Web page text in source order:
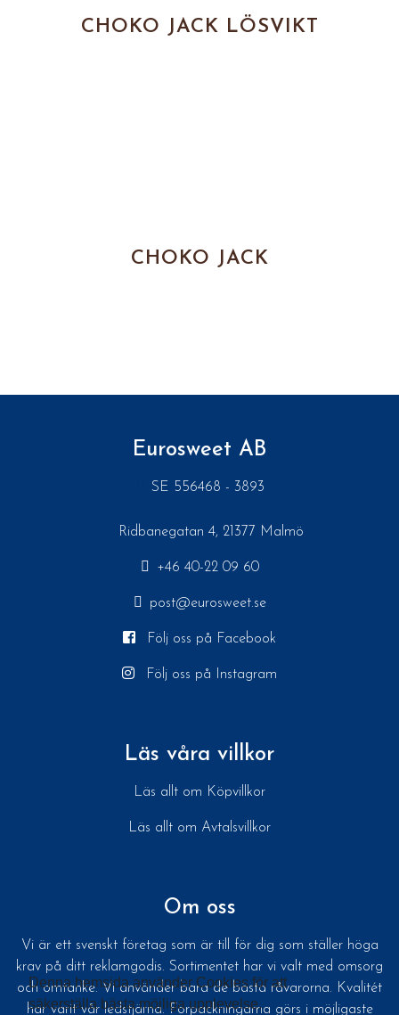
Denna hemsida använder Cookies för att
säkerställa bästa möjliga upplevelse.
CHOKO JACK LÖSVIKT
CHOKO JACK
Eurosweet AB
SE 556468 - 3893
Ridbanegatan 4, 21377 Malmö
+46 40-22 09 60
post@eurosweet.se
Följ oss på Facebook
Följ oss på Instagram
Läs våra villkor
Läs allt om Köpvillkor
Läs allt om Avtalsvillkor
Om oss
Vi är ett svenskt företag som är till för dig som ställer höga
krav på ditt reklamgodis. Sortimentet har vi valt med omsorg
och omtanke. Vi använder bara de bästa råvarorna. Kvalitét
har varit vår ledstjärna. Förpackningarna görs i möjligaste